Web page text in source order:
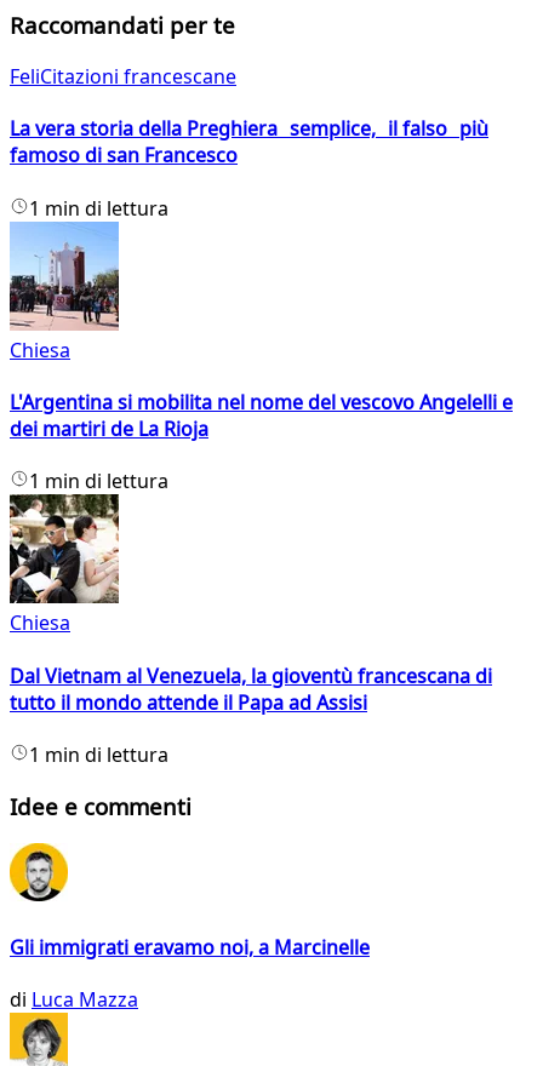
Raccomandati per te
FeliCitazioni francescane
La vera storia della Preghiera semplice, il falso più
famoso di san Francesco
1 min di lettura
Chiesa
L'Argentina si mobilita nel nome del vescovo Angelelli e
dei martiri de La Rioja
1 min di lettura
Chiesa
Dal Vietnam al Venezuela, la gioventù francescana di
tutto il mondo attende il Papa ad Assisi
1 min di lettura
Idee e commenti
Gli immigrati eravamo noi, a Marcinelle
di Luca Mazza